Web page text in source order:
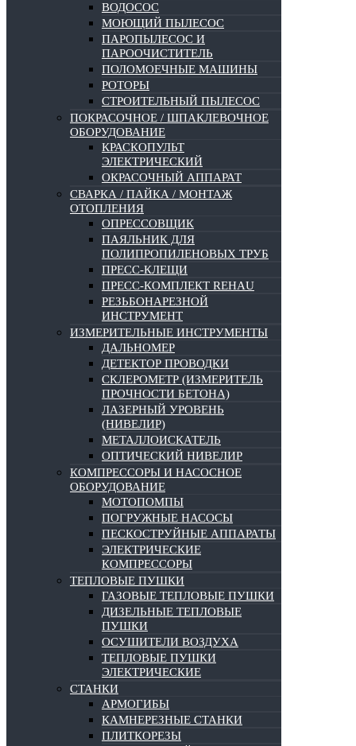
ВОДОСОС
МОЮЩИЙ ПЫЛЕСОС
ПАРОПЫЛЕСОС И
ПАРООЧИСТИТЕЛЬ
ПОЛОМОЕЧНЫЕ МАШИНЫ
РОТОРЫ
СТРОИТЕЛЬНЫЙ ПЫЛЕСОС
ПОКРАСОЧНОЕ / ШПАКЛЕВОЧНОЕ
ОБОРУДОВАНИЕ
КРАСКОПУЛЬТ
ЭЛЕКТРИЧЕСКИЙ
ОКРАСОЧНЫЙ АППАРАТ
СВАРКА / ПАЙКА / МОНТАЖ
ОТОПЛЕНИЯ
ОПРЕССОВЩИК
ПАЯЛЬНИК ДЛЯ
ПОЛИПРОПИЛЕНОВЫХ ТРУБ
ПРЕСС-КЛЕЩИ
ПРЕСС-КОМПЛЕКТ REHAU
РЕЗЬБОНАРЕЗНОЙ
ИНСТРУМЕНТ
ИЗМЕРИТЕЛЬНЫЕ ИНСТРУМЕНТЫ
ДАЛЬНОМЕР
ДЕТЕКТОР ПРОВОДКИ
СКЛЕРОМЕТР (ИЗМЕРИТЕЛЬ
ПРОЧНОСТИ БЕТОНА)
ЛАЗЕРНЫЙ УРОВЕНЬ
(НИВЕЛИР)
МЕТАЛЛОИСКАТЕЛЬ
ОПТИЧЕСКИЙ НИВЕЛИР
КОМПРЕССОРЫ И НАСОСНОЕ
ОБОРУДОВАНИЕ
МОТОПОМПЫ
ПОГРУЖНЫЕ НАСОСЫ
ПЕСКОСТРУЙНЫЕ АППАРАТЫ
ЭЛЕКТРИЧЕСКИЕ
КОМПРЕССОРЫ
ТЕПЛОВЫЕ ПУШКИ
ГАЗОВЫЕ ТЕПЛОВЫЕ ПУШКИ
ДИЗЕЛЬНЫЕ ТЕПЛОВЫЕ
ПУШКИ
ОСУШИТЕЛИ ВОЗДУХА
ТЕПЛОВЫЕ ПУШКИ
ЭЛЕКТРИЧЕСКИЕ
СТАНКИ
АРМОГИБЫ
КАМНЕРЕЗНЫЕ СТАНКИ
ПЛИТКОРЕЗЫ